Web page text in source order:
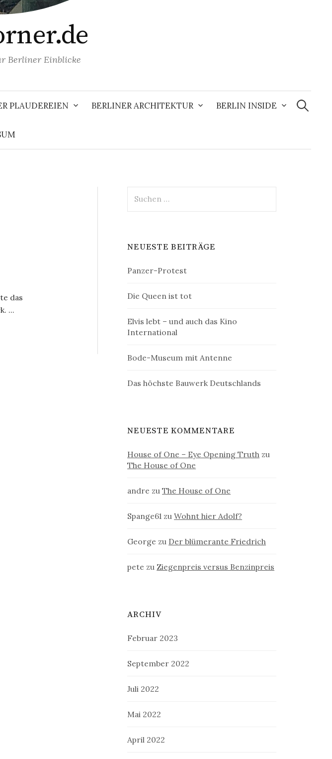
Berliner Einblicke
PLAUDEREIEN BERLINER ARCHITEKTUR BERLIN INSIDE
Suchen
nach:
das
...
nach:
NEUESTE BEITRÄGE
Panzer-Protest
Die Queen ist tot
Elvis lebt – und auch das Kino
International
Bode-Museum mit Antenne
Das höchste Bauwerk Deutschlands
NEUESTE KOMMENTARE
House of One – Eye Opening Truth zu
The House of One
andre zuThe House of One
Spange61 zuWohnt hier Adolf?
George zu Der blümerante Friedrich
pete zu Ziegenpreis versus Benzinpreis
ARCHIV
Februar 2023
September 2022
Juli 2022
Mai 2022
April 2022